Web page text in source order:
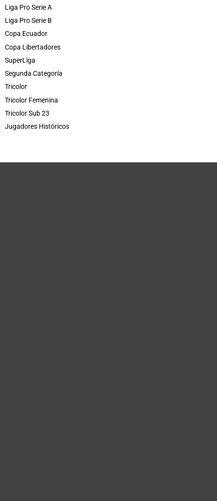
Liga Pro Serie A
Liga Pro Serie B
Copa Ecuador
Copa Libertadores
SuperLiga
Segunda Categoría
Tricolor
Tricolor Femenina
Tricolor Sub 23
Jugadores Históricos